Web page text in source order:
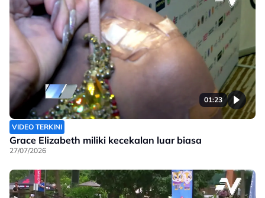
01:23
VIDEO TERKINI
Grace Elizabeth miliki kecekalan luar biasa
27/07/2026